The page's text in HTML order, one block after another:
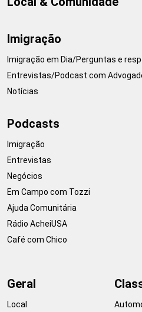
Imigração
Imigração em Dia/Perguntas e
Entrevistas/Podcast com
Notícias
Podcasts
Imigração
Entrevistas
Negócios
Em Campo com Tozzi
Ajuda Comunitária
Rádio AcheiUSA
Café com Chico
Geral
Local